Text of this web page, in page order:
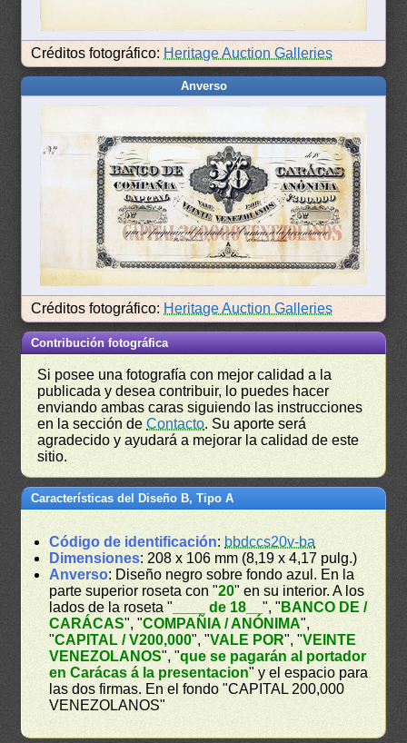
Créditos fotográfico: Heritage Auction Galleries
Anverso
Créditos fotográfico: Heritage Auction Galleries
Contribución fotográfica
Si posee una fotografía con mejor calidad a la
publicada y desea contribuir, lo puedes hacer
enviando ambas caras siguiendo las instrucciones
en la sección deContacto. Su aporte será
agradecido y ayudará a mejorar la calidad de este
sitio.
Características del Diseño B, Tipo A
Código de identificación: bbdccs20v-ba
Dimensiones: 208 x 106 mm (8,19 x 4,17 pulg.)
Anverso: Diseño negro sobre fondo azul. En la
parte superior roseta con "20" en su interior. A los
lados de la roseta " ____ de 18__", " BANCO DE /
CARÁCAS", "COMPAÑIA / ANÓNIMA",
"CAPITAL / V200,000", "VALE POR", "VEINTE
VENEZOLANOS", "que se pagarán al portador
en Carácas á la presentacion" y el espacio para
las dos firmas. En el fondo "CAPITAL 200,000
VENEZOLANOS"